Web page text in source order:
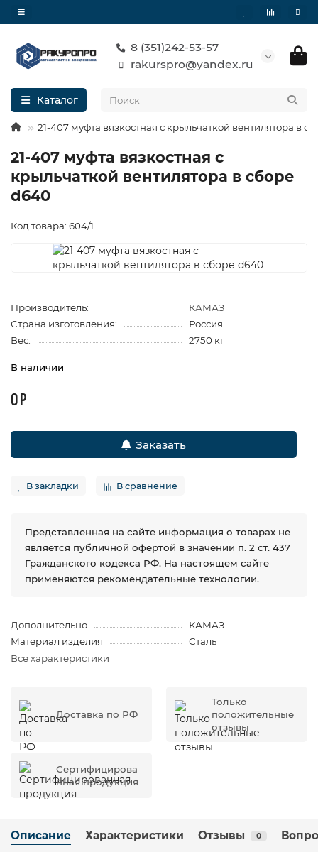
8 (351)242-53-57
rakurspro@yandex.ru
Каталог
21-407 муфта вязкостная с крыльчаткой вентилятора в
21-407 муфта вязкостная с
крыльчаткой вентилятора в сборе
d640
Код товара: 604/1
Производитель:
КАМАЗ
Страна изготовления:
Россия
Вес:
2750 кг
В наличии
0 Р
Заказать
В закладки В сравнение
Представленная на сайте информация о товарах не
является публичной офертой в значении п. 2 ст. 437
Гражданского кодекса РФ. На настоящем сайте
применяются рекомендательные технологии.
Дополнительно
КАМАЗ
Материал изделия
Сталь
Все характеристики
Доставка по РФ
Только
положительные
отзывы
Сертифицирова
нная продукция
Описание Характеристики Отзывы 0